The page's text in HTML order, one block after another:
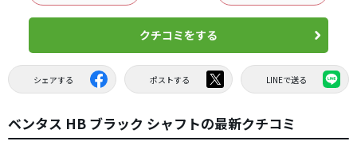
クチコミをする
シェアする ポストする LINEで送る
ベンタス HB ブラック シャフトの最新クチコミ